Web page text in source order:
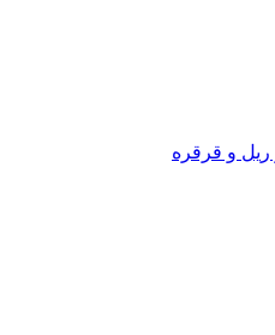
و قرقره